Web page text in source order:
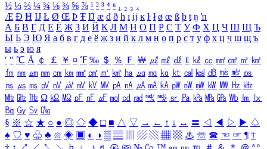
½ ⅓ ⅔ ¼ ¾ ⅛ ⅜ ⅝ ⅞ ¹ ² ³ ⁴ ⁿ ₁ ₂ ₃ ₄
Æ Ð Ħ Ĳ Ł Ø Œ Þ Ŧ Ŋ æ đ ð ħ ı ĳ ĸ ŀ ł ø œ ß þ ŧ ŋ ŉ
А Б В Г Д Е Ё Ж З И Й К Л М Н О П Р С Т У Ф Х Ц Ч Ш Щ Ъ
Ы Ь Э Ю Я а б в г д е ё ж з и й к л м н о п р с т у ф х ц ч ш щ ъ
ы ь э ю я
′ ″ ℃ Å ￠ ￡ ￥ ¤ ℉ ‰ ＄ ％ Ｆ ￦ ㎕ ㎖ ㎗ ℓ ㎘ ㏄ ㎣ ㎤ ㎥ ㎦
㎙ ㎚ ㎛ ㎜ ㎝ ㎞ ㎟ ㎠ ㎡ ㎢ ㏊ ㎍ ㎎ ㎏ ㏏ ㎈ ㎉ ㏈ ㎧ ㎨ ㎰
㎱ ㎲ ㎳ ㎴ ㎵ ㎶ ㎷ ㎸ ㎹ ㎀ ㎁ ㎂ ㎃ ㎄ ㎺ ㎻ ㎽ ㎾ ㎿ ㎐ ㎑
㎒ ㎓ ㎔ Ω ㏀ ㏁ ㎊ ㎋ ㎌ ㏖ ㏅ ㎭ ㎮ ㎯ ㏛ ㎩ ㎪ ㎫ ㎬ ㏝ ㏐
㏓
㏃ ㏉ ㏜ ㏆
§ ※ ☆ ★ ○ ● ◎ ◇ ◆ □ ■ △ ▽ → ← ↑ ↓ ↔ 〓 ◁ ◀ ▷ ▶ ♤
♠ ♡ ♥ ♧ ♣ ⊙ ◈ ▣ ◐ ◑ ▒ ▤ ▨ ▧ ▦ ▩ ♨ ☏ ☎ ☜ ☞ ¶ †